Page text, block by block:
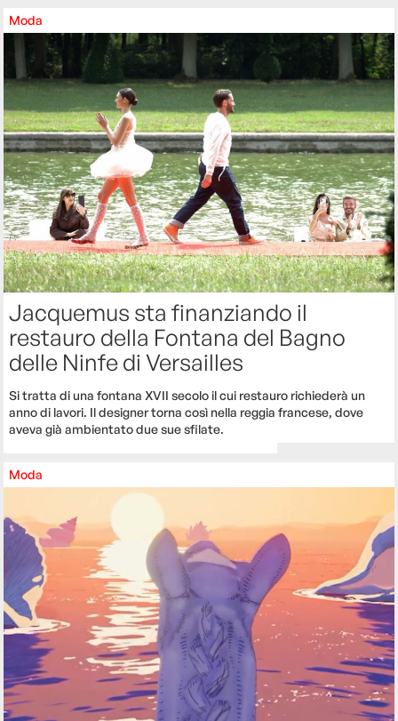
Moda
Jacquemus sta finanziando il
restauro della Fontana del Bagno
delle Ninfe di Versailles
Si tratta di una fontana XVII secolo il cui restauro richiederà un
anno di lavori. Il designer torna così nella reggia francese, dove
aveva già ambientato due sue sfilate.
Moda